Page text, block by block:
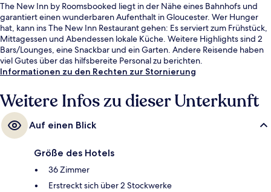
The New Inn by Roomsbooked liegt in der Nähe eines Bahnhofs und
garantiert einen wunderbaren Aufenthalt in Gloucester. Wer Hunger
hat, kann ins The New Inn Restaurant gehen: Es serviert zum Frühstück,
Mittagessen und Abendessen lokale Küche. Weitere Highlights sind 2
Bars/Lounges, eine Snackbar und ein Garten. Andere Reisende haben
viel Gutes über das hilfsbereite Personal zu berichten.
Informationen zu den Rechten zur Stornierung
Weitere Infos zu dieser Unterkunft
Auf einen Blick
Größe des Hotels
36 Zimmer
Erstreckt sich über 2 Stockwerke